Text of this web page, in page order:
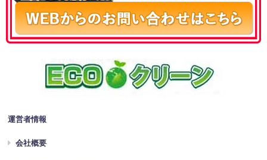
運営者情報
会社概要